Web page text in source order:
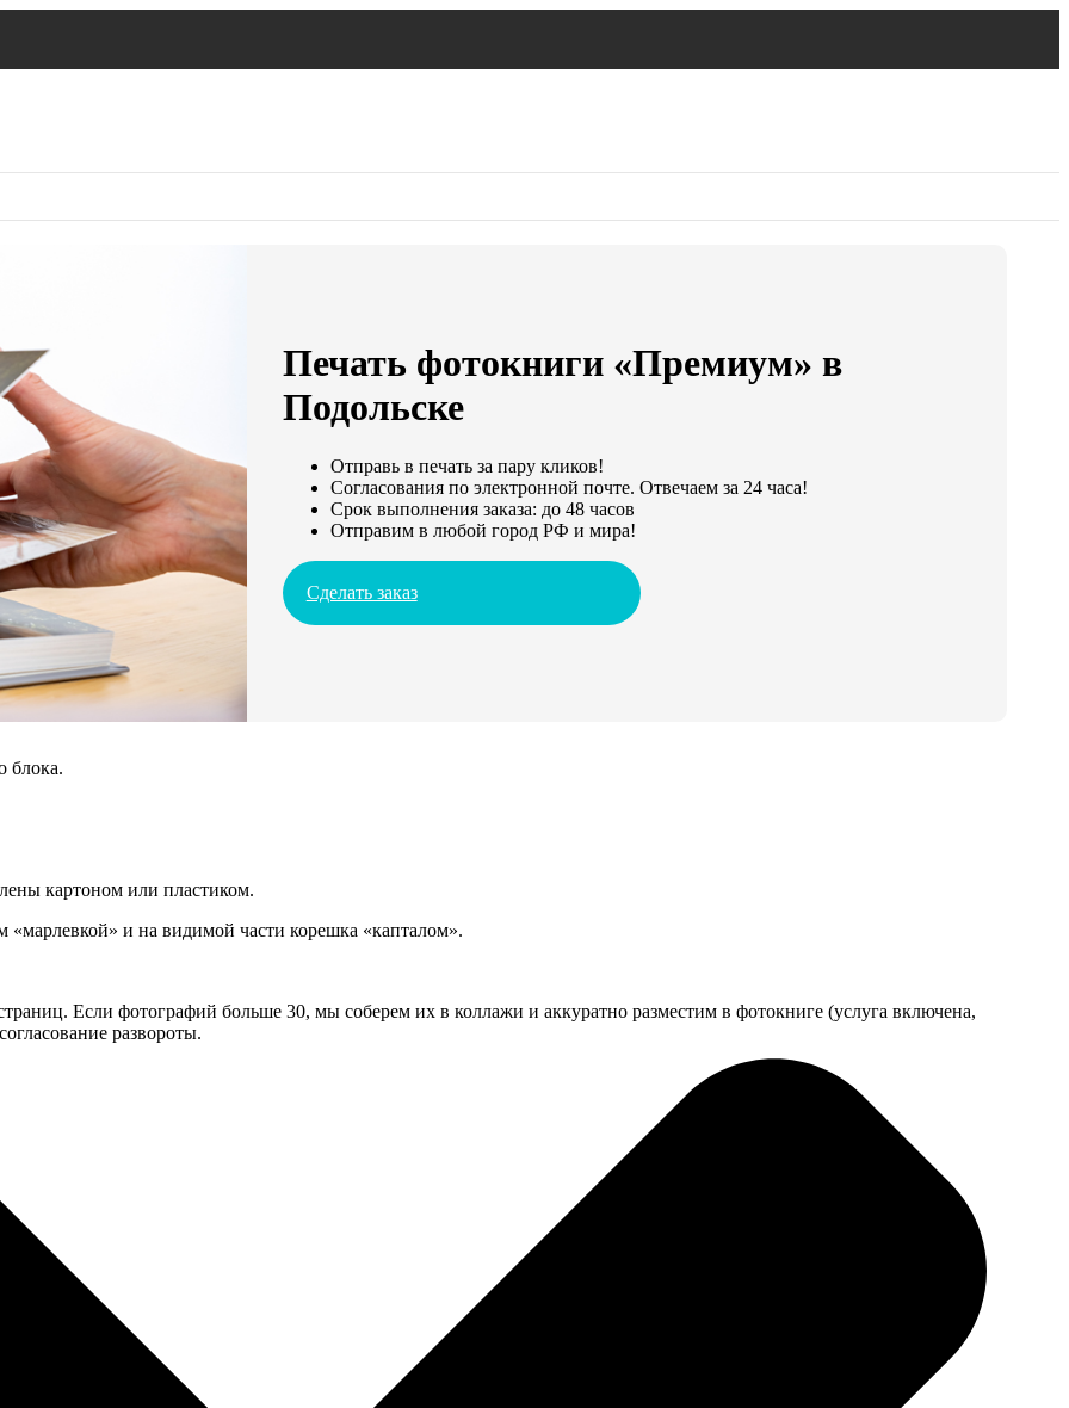
Печать фотокниги «Премиум» в
Подольске
Отправь в печать за пару кликов!
Согласования по электронной почте. Отвечаем за 24 часа!
Срок выполнения заказа: до 48 часов
Отправим в любой город РФ и мира!
Сделать заказ
блока.
картоном или пластиком.
и на видимой части корешка «капталом».
Если фотографий больше 30, мы соберем их в коллажи и аккуратно разместим в фотокниге (услуга включена,
развороты.